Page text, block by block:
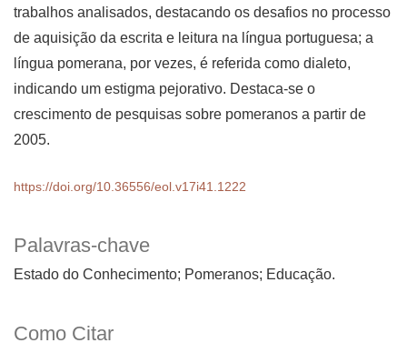
Palavras-chave
Estado do Conhecimento; Pomeranos; Educação.
Como Citar
trabalhos analisados, destacando os desafios no processo
de aquisição da escrita e leitura na língua portuguesa; a
língua pomerana, por vezes, é referida como dialeto,
indicando um estigma pejorativo. Destaca-se o
crescimento de pesquisas sobre pomeranos a partir de
2005.
https://doi.org/10.36556/eol.v17i41.1222